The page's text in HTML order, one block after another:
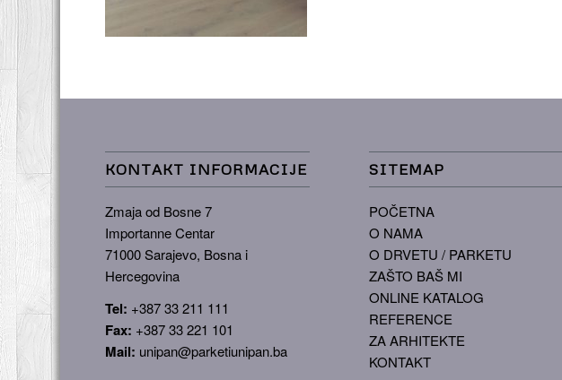
KONTAKT INFORMACIJE
Zmaja od Bosne 7
Importanne Centar
71000 Sarajevo, Bosna i
Hercegovina
Tel: +387 33 211 111
Fax: +387 33 221 101
Mail: unipan@parketiunipan.ba
SITEMAP
POČETNA
O NAMA
O DRVETU / PARKETU
ZAŠTO BAŠ MI
ONLINE KATALOG
REFERENCE
ZA ARHITEKTE
KONTAKT